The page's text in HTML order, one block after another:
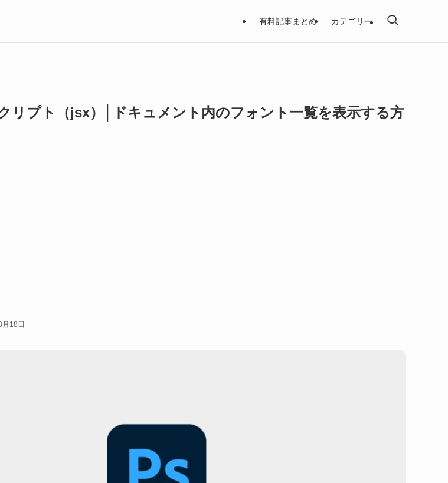
有料記事まとめ カテゴリー
リプト（jsx）│ドキュメント内のフォント一覧を表示する方
18日